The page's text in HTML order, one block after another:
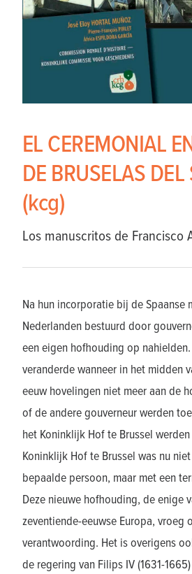
EL CEREMONIAL
DE BRUSELAS
(kcg)
Los manuscritos de Francisco
Na hun incorporatie bij de Spaanse
Nederlanden bestuurd door
een eigen hofhouding op
veranderde wanneer in het midden
eeuw hovelingen niet meer aan de
of de andere gouverneur werden
het Koninklijk Hof te Brussel
Koninklijk Hof te Brussel was nu
bepaalde persoon, maar met een
Deze nieuwe hofhouding, de enige
zeventiende-eeuwse Europa, vroeg
verantwoording. Het is overigens
de regering van Filips IV (1631-